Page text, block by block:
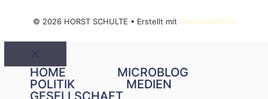
© 2026 HORST SCHULTE • Erstellt mit GeneratePress
Schließen
HOME
MICROBLOG
POLITIK
MEDIEN